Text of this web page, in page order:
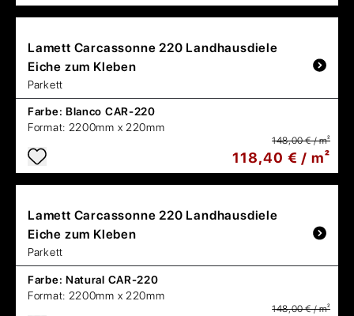
Lamett Carcassonne 220 Landhausdiele
Eiche zum Kleben
Parkett
Farbe: Blanco CAR-220
Format: 2200mm x 220mm
148,00 € / m²
118,40 € / m²
Lamett Carcassonne 220 Landhausdiele
Eiche zum Kleben
Parkett
Farbe: Natural CAR-220
Format: 2200mm x 220mm
148,00 € / m²